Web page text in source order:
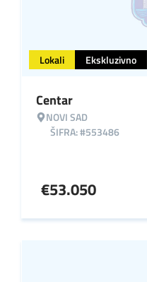
Lokali Ekskluzivno
Centar
NOVI SAD
ŠIFRA: #553486
€53.050